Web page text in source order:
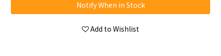
Notify When in Stock
Add to Wishlist